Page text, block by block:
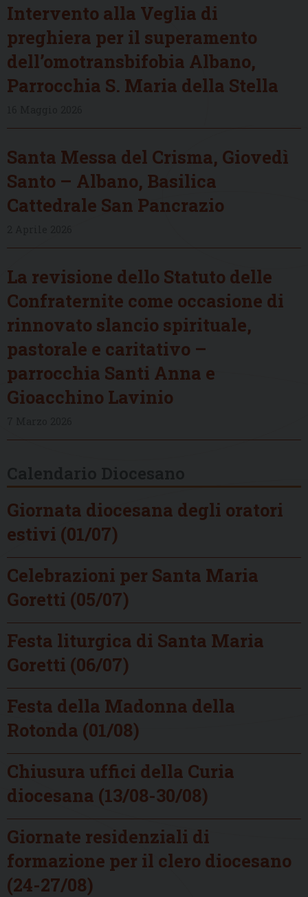
Intervento alla Veglia di
preghiera per il superamento
dell’omotransbifobia Albano,
Parrocchia S. Maria della Stella
Santa Messa del Crisma, Giovedì
Santo – Albano, Basilica
Cattedrale San Pancrazio
La revisione dello Statuto delle
Confraternite come occasione di
rinnovato slancio spirituale,
pastorale e caritativo –
parrocchia Santi Anna e
Gioacchino Lavinio
Giornata diocesana degli oratori
estivi (01/07)
Celebrazioni per Santa Maria
Goretti (05/07)
Festa liturgica di Santa Maria
Goretti (06/07)
Festa della Madonna della
Rotonda (01/08)
Chiusura uffici della Curia
diocesana (13/08-30/08)
Giornate residenziali di
formazione per il clero diocesano
(24-27/08)